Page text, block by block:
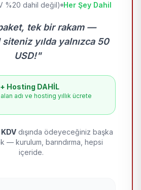
%20 dahil değil) Her Şey Dahil
tek bir rakam —
yılda yalnızca 50
USD!"
Hosting DAHİL
adı ve hosting yıllık ücrete
dışında ödeyeceğiniz başka
— kurulum, barındırma, hepsi
içeride.